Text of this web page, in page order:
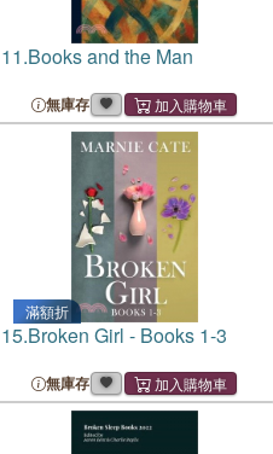
11.Books and the Man
無庫存
滿額折
15.Broken Girl - Books 1-3
無庫存